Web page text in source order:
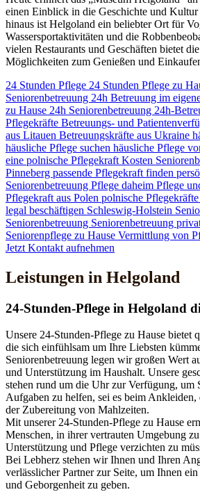
einen Einblick in die Geschichte und
hinaus ist Helgoland ein beliebter Ort für
Wassersportaktivitäten und die
vielen Restaurants und Geschäften bietet
Möglichkeiten zum Genießen und
24 Stunden Pflege 24 Stunden Pflege zu
Seniorenbetreuung 24h Betreuung im
zu Hause 24h Seniorenbetreuung 24h-
Pflegekräfte Betreuungs- und
aus Litauen Betreuungskräfte aus Ukraine
häusliche Pflege suchen häusliche Pflege
eine polnische Pflegekraft Kosten
Pinneberg passende Pflegekraft finden
Seniorenbetreuung Pflege daheim Pflege
Pflegekraft aus Polen polnische Pflegekräfte
legal beschäftigen Schleswig-Holstein
Seniorenbetreuung Seniorenbetreuung
Seniorenpflege zu Hause Vermittlung von
Jetzt Kontakt aufnehmen
Leistungen in Helgoland
24-Stunden-Pflege in Helgoland
Unsere 24-Stunden-Pflege zu Hause bietet
die sich einfühlsam um Ihre Liebsten
Seniorenbetreuung legen wir großen Wert
und Unterstützung im Haushalt. Unsere
stehen rund um die Uhr zur Verfügung, um
Aufgaben zu helfen, sei es beim
der Zubereitung von Mahlzeiten.
Mit unserer 24-Stunden-Pflege zu Hause
Menschen, in ihrer vertrauten Umgebung
Unterstützung und Pflege verzichten zu
Bei Lebherz stehen wir Ihnen und Ihren
verlässlicher Partner zur Seite, um Ihnen
und Geborgenheit zu geben.